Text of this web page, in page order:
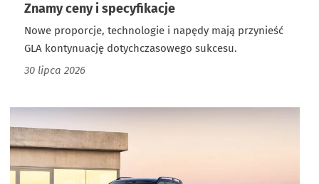
Znamy ceny i specyfikacje
Nowe proporcje, technologie i napędy mają przynieść
GLA kontynuację dotychczasowego sukcesu.
30 lipca 2026